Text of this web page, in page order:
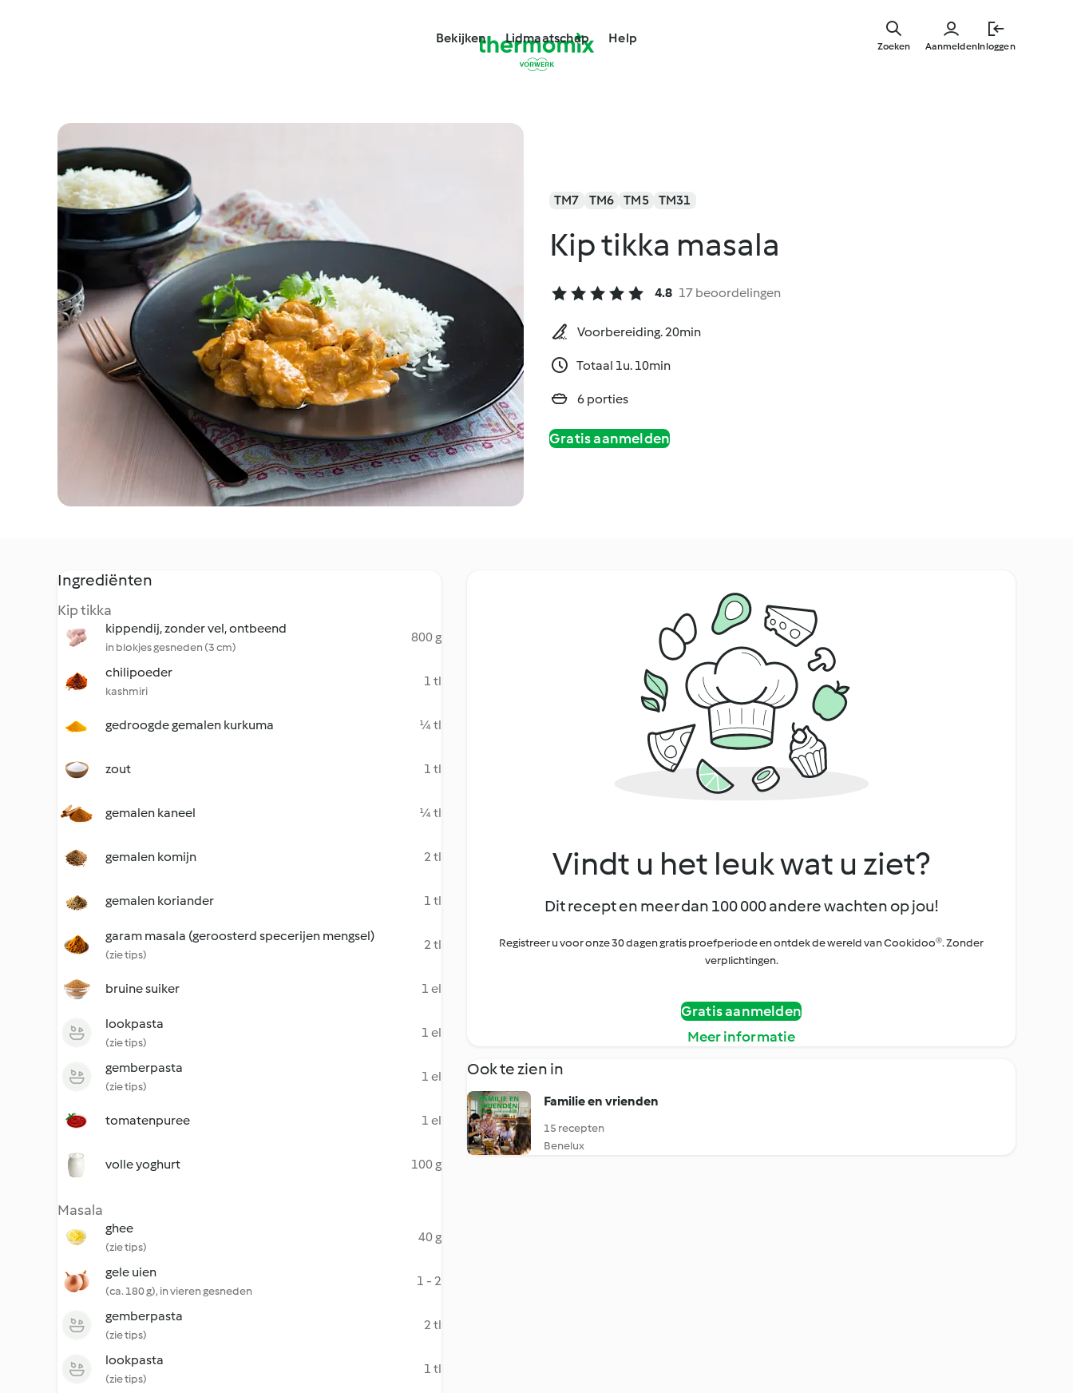
Bekijken Lidmaatschap Help
AanmeldenInloggen
Zoeken
TM7 TM6 TM5 TM31
Kip tikka masala
4.8 17 beoordelingen
Voorbereiding. 20min
Totaal 1u. 10min
6 porties
Gratis aanmelden
Ingrediënten
Kip tikka
kippendij, zonder vel, ontbeend
in blokjes gesneden (3 cm)
800 g
chilipoeder
kashmiri
1 tl
gedroogde gemalen kurkuma ¼ tl
zout 1 tl
gemalen kaneel ¼ tl
gemalen komijn 2 tl
gemalen koriander 1 tl
garam masala (geroosterd specerijen mengsel)
(zie tips)
2 tl
bruine suiker 1 el
lookpasta
(zie tips)
1 el
gemberpasta
(zie tips)
1 el
tomatenpuree 1 el
volle yoghurt 100 g
Masala
ghee
(zie tips)
40 g
gele uien
(ca. 180 g), in vieren gesneden
1 - 2
gemberpasta
(zie tips)
2 tl
lookpasta
(zie tips)
1 tl
Vindt u het leuk wat u ziet?
Dit recept en meer dan 100 000 andere wachten op jou!
Registreer u voor onze 30 dagen gratis proefperiode en ontdek de wereld van Cookidoo®. Zonder
verplichtingen.
Gratis aanmelden
Meer informatie
Ook te zien in
Familie en vrienden
15 recepten
Benelux